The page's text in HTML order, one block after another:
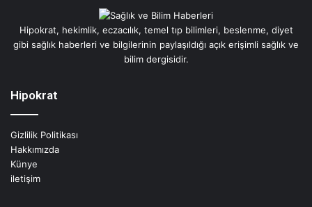
Hipokrat, hekimlik, eczacılık, temel tıp bilimleri, beslenme, diyet
gibi sağlık haberleri ve bilgilerinin paylaşıldığı açık erişimli sağlık ve
bilim dergisidir.
Hipokrat
Gizlilik Politikası
Hakkımızda
Künye
iletişim